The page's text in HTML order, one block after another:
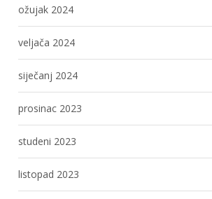
ožujak 2024
veljača 2024
siječanj 2024
prosinac 2023
studeni 2023
listopad 2023